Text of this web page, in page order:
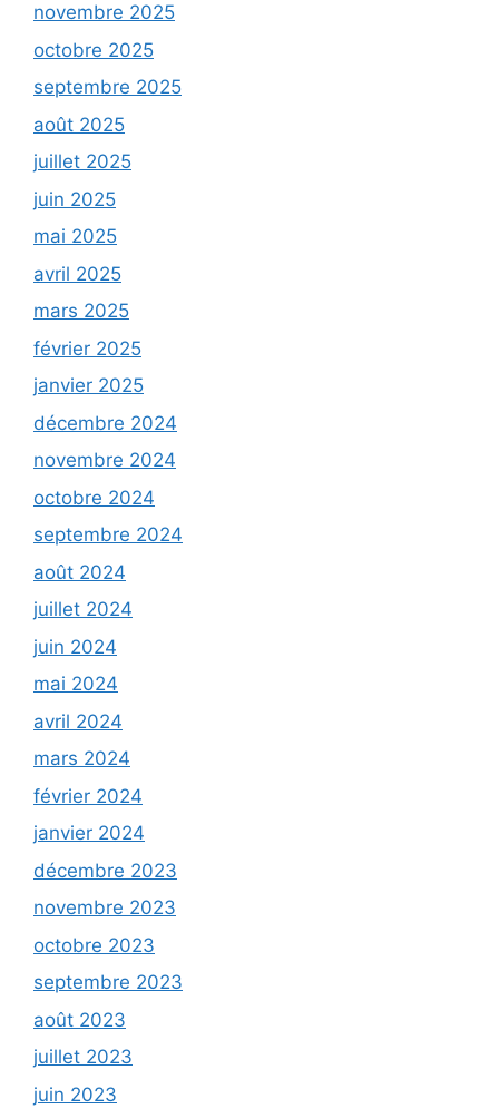
novembre 2025
octobre 2025
septembre 2025
août 2025
juillet 2025
juin 2025
mai 2025
avril 2025
mars 2025
février 2025
janvier 2025
décembre 2024
novembre 2024
octobre 2024
septembre 2024
août 2024
juillet 2024
juin 2024
mai 2024
avril 2024
mars 2024
février 2024
janvier 2024
décembre 2023
novembre 2023
octobre 2023
septembre 2023
août 2023
juillet 2023
juin 2023